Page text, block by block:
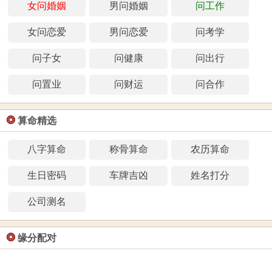
女问婚姻 男问婚姻 问工作
女问恋爱 男问恋爱 问考学
问子女 问健康 问出行
问置业 问财运 问合作
❂ 算命精选
八字算命 称骨算命 农历算命
生日密码 车牌吉凶 姓名打分
公司测名
❂ 缘分配对